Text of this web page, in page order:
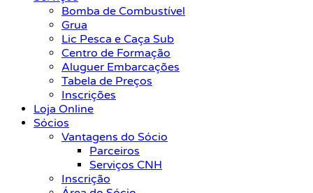
Bomba de Combustível
Grua
Lic Pesca e Caça Sub
Centro de Formação
Aluguer Embarcações
Tabela de Preços
Inscrições
Loja Online
Sócios
Vantagens do Sócio
Parceiros
Serviços CNH
Inscrição